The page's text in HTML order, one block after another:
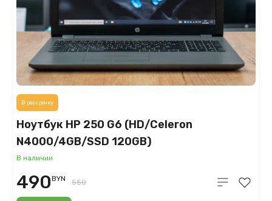
Ноутбук HP 250 G6 (HD/Celeron
N4000/4GB/SSD 120GB)
В наличии
В рассрочку
490BYN 550